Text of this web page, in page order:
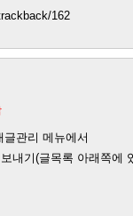
162
관리 메뉴에서
내기(글목록 아래쪽에